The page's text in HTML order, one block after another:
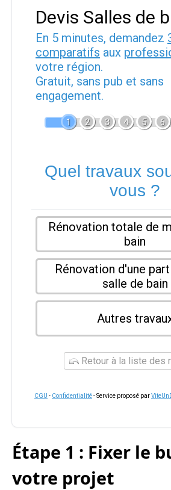
Devis Salles de
En 5 minutes, demandez
comparatifs aux
votre région.
Gratuit, sans pub et sans
engagement.
1 2 3 4 5 6
Quel travaux
vous ?
Rénovation totale de
bain
Rénovation d'une
salle de bain
Autres
Retour à la liste des
CGU - Confidentialité- Service proposé par
Étape 1 : Fixer le
votre projet